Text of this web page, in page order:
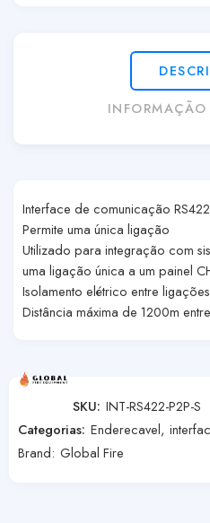
Interface de comunicação RS422
Permite uma única ligação
Utilizado para integração com
uma ligação única a um painel
Isolamento elétrico entre ligações
Distância máxima de 1200m
SKU: INT-RS422-P2P-S
Categorias: Enderecavel,
Brand: Global Fire